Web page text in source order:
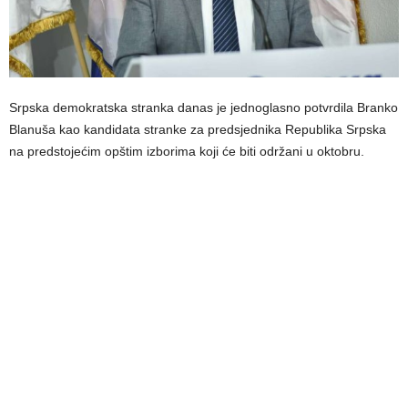
Srpska demokratska stranka danas je jednoglasno potvrdila Branko
Blanuša kao kandidata stranke za predsjednika Republika Srpska
na predstojećim opštim izborima koji će biti održani u oktobru.